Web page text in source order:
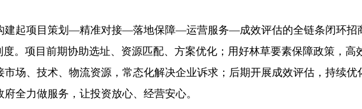
建起项目策划—精准对接—落地保障—运营服务—成效评估的全链条闭环招
度。项目前期协助选址、资源匹配、方案优化；用好林草要素保障政策，高
市场、技术、物流资源，常态化解决企业诉求；后期开展成效评估，持续优
全力做服务，让投资放心、经营安心。